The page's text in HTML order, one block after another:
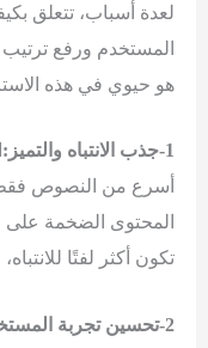
لعدة أسباب، تتعلق
المستخدم ورفع
هو حيوي في هذه
1-جذب الانتباه والتميز:
أسرع من النصوص
المحتوى الضخمة على
تكون أكثر لفتًا
2-تحسين تجربة المستخدم: